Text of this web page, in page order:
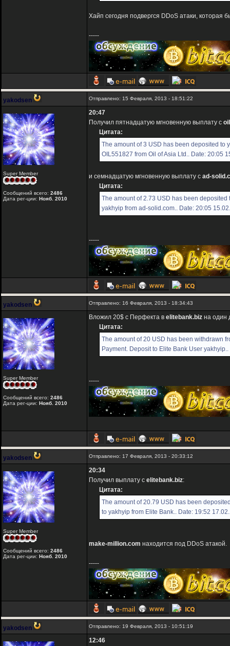
Хайп сегодня подвергся DDoS атаки,
-----
yakodsen Отправлено: 15 Февраля, 2013 - 18:51:22
Super Member
Сообщений всего: 2486
Дата рег-ции: Нояб. 2010
20:47
Получил пятнадцатую мгновенную выплату с
Цитата:
The amount of 3 USD has been deposited to
OIL551827 from Oil of Asia Ltd.. Date: 20:05
и семнадцатую мгновенную выплату с ad-
Цитата:
The amount of 2.73 USD has been
yakhyip from ad-solid.com.. Date: 20:05
-----
yakodsen Отправлено: 16 Февраля, 2013 - 18:34:43
Super Member
Сообщений всего: 2486
Дата рег-ции: Нояб. 2010
Вложил 20$ с Перфекта в elitebank.biz на один
Цитата:
The amount of 20 USD has been withdrawn
Payment. Deposit to Elite Bank User
-----
yakodsen Отправлено: 17 Февраля, 2013 - 20:33:12
Super Member
Сообщений всего: 2486
Дата рег-ции: Нояб. 2010
20:34
Получил выплату с elitebank.biz:
Цитата:
The amount of 20.79 USD has been
to yakhyip from Elite Bank.. Date: 19:52
make-million.com находится под DDoS атакой.
-----
yakodsen Отправлено: 19 Февраля, 2013 - 10:51:19
12:46